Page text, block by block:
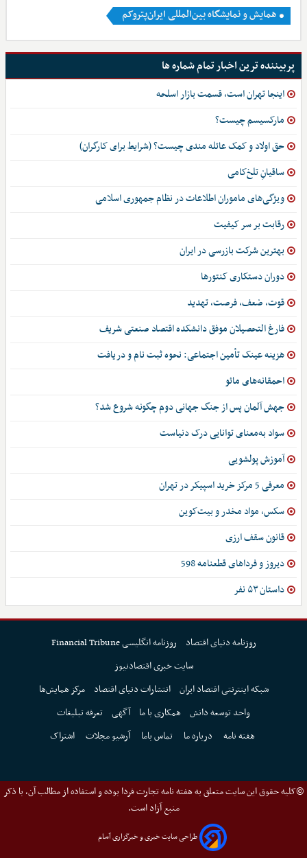
همایش و نمایشگاه بین‌المللی ایران‌پتروکم
پربیننده ترین اخبار تمام شماره ها
اینجا تهران است، قسمت بازار اسلحه
مارکسیسم چیست؟
حق اولاد و کمک عائله مندی چیست؟ (شرایط برای کارگران)
ساقیانِ تلخ‌کامی
ویژگی‌های ماموران اطلاعات در نظام جمهوری اسلامی
رقابت بر سر کیفیت
بهترین شرکت بازرسی در ایران
دوران دستکاری کنتورها
قوت، ضعف، فرصت، تهدید
فارغ التحصیلان موفق دانشکده اقتصاد صنعتی شریف
هزینه عینک تأمین اجتماعی: نحوه ثبت نام و دریافت
احمقانه‌های مائو
جهش آلمان پس از جنگ جهانی دوم چگونه شروع شد؟
سواد به‌معنای توانایی درک دنیاست
آموزش پولشویی
معرفی 5 مرکز خرید اسپیکر در تهران
سکس، مواد مخدر و بیت‌کوین
قانون سقف ارزی
دیروز و فرداهای قطعنامه 598
داستان ۵۳ نفر
روزنامه دنیای اقتصاد
روزنامه انگلیسی Financial Tribune
سایت خبری اقتصادنیوز
شبکه اینترنتی اقتصاد ایران انتشارات دنیای اقتصاد
مرکز همایش‌ها
واحد توسعه دانش همکاری با ما آگهی تعرفه تبلیغات
هفته نامه
درباره ما تماس باما آرشیو مجلات اشتراک
©کلیه حقوق این سایت متعلق به هفته نامه تجارت فردا بوده و استفاده از مطالب آن، با ذکر
منبع آزاد است.
طراحی سایت خبری و خبرگزاری آسام